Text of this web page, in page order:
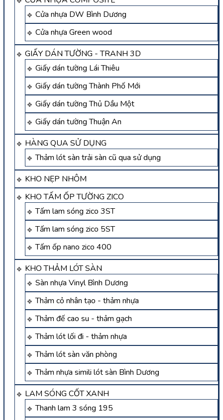
Cửa nhựa DW Bình Dương
Cửa nhựa Green wood
GIẤY DÁN TƯỜNG - TRANH 3D
Giấy dán tường Lái Thiêu
Giấy dán tường Thành Phố Mới
Giấy dán tường Thủ Dầu Một
Giấy dán tường Thuận An
HÀNG QUA SỬ DỤNG
Thảm lót sàn trải sàn cũ qua sử dụng
KHO NẸP NHÔM
KHO TẤM ỐP TƯỜNG ZICO
Tấm lam sóng zico 3ST
Tấm lam sóng zico 5ST
Tấm ốp nano zico 400
KHO THẢM LÓT SÀN
Sàn nhựa Vinyl Bình Dương
Thảm cỏ nhân tạo - thảm nhựa
Thảm đế cao su - thảm gạch
Thảm lót lối đi - thảm nhựa
Thảm lót sàn văn phòng
Thảm nhựa simili lót sàn Bình Dương
LAM SÓNG CỐT XANH
Thanh lam 3 sóng 195